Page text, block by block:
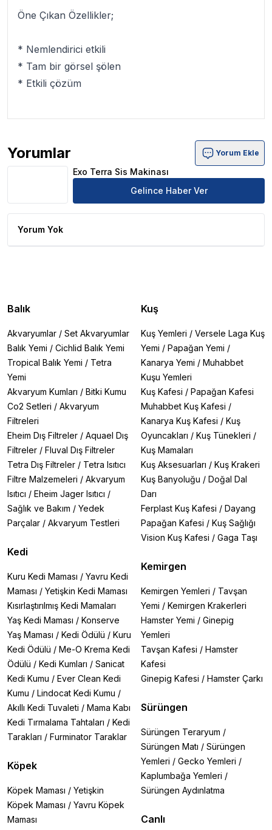
Öne Çıkan Özellikler;
* Nemlendirici etkili
* Tam bir görsel şölen
* Etkili çözüm
Yorumlar
Exo Terra Sis Makinası Ürün Yorumları
Yorum Ekle
Exo Terra Sis Makinası
Gelince Haber Ver
Yorum Yok
Balık
Akvaryumlar / Set Akvaryumlar
Balık Yemi / Cichlid Balık Yemi
Tropical Balık Yemi / Tetra
Yemi
Akvaryum Kumları / Bitki Kumu
Co2 Setleri / Akvaryum
Filtreleri
Eheim Dış Filtreler / Aquael Dış
Filtreler / Fluval Dış Filtreler
Tetra Dış Filtreler / Tetra Isıtıcı
Filtre Malzemeleri / Akvaryum
Isıtıcı / Eheim Jager Isıtıcı /
Sağlık ve Bakım / Yedek
Parçalar / Akvaryum Testleri
Kedi
Kuru Kedi Maması / Yavru Kedi
Maması / Yetişkin Kedi Maması
Kısırlaştırılmış Kedi Mamaları
Yaş Kedi Maması / Konserve
Yaş Maması / Kedi Ödülü / Kuru
Kedi Ödülü / Me-O Krema Kedi
Ödülü / Kedi Kumları / Sanicat
Kedi Kumu / Ever Clean Kedi
Kumu / Lindocat Kedi Kumu /
Akıllı Kedi Tuvaleti / Mama Kabı
Kedi Tırmalama Tahtaları / Kedi
Tarakları / Furminator Taraklar
Köpek
Köpek Maması / Yetişkin
Köpek Maması / Yavru Köpek
Maması
Kuş
Kuş Yemleri / Versele Laga Kuş
Yemi / Papağan Yemi /
Kanarya Yemi / Muhabbet
Kuşu Yemleri
Kuş Kafesi / Papağan Kafesi
Muhabbet Kuş Kafesi /
Kanarya Kuş Kafesi / Kuş
Oyuncakları / Kuş Tünekleri /
Kuş Mamaları
Kuş Aksesuarları / Kuş Krakeri
Kuş Banyoluğu / Doğal Dal
Darı
Ferplast Kuş Kafesi / Dayang
Papağan Kafesi / Kuş Sağlığı
Vision Kuş Kafesi / Gaga Taşı
Kemirgen
Kemirgen Yemleri / Tavşan
Yemi / Kemirgen Krakerleri
Hamster Yemi / Ginepig
Yemleri
Tavşan Kafesi / Hamster
Kafesi
Ginepig Kafesi / Hamster Çarkı
Sürüngen
Sürüngen Teraryum /
Sürüngen Matı / Sürüngen
Yemleri / Gecko Yemleri /
Kaplumbağa Yemleri /
Sürüngen Aydınlatma
Canlı